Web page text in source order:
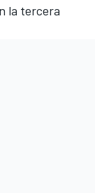
la tercera